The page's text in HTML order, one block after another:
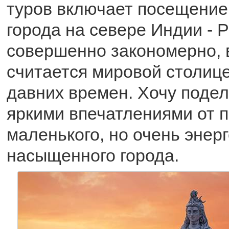
туров включает
города на севере Индии -
совершенно закономерно,
считается мировой
давних времен. Хочу
яркими впечатлениями от
маленького, но очень
насыщенного города.